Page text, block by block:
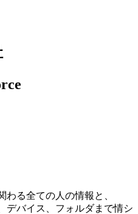
る全ての人の情報と、
バイス、フォルダまで情シ